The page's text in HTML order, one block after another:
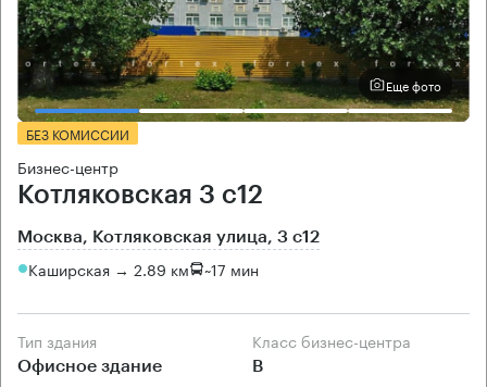
Еще фото
БЕЗ КОМИССИИ
Бизнес-центр
Котляковская 3 с12
Москва, Котляковская улица, 3 с12
Каширская → 2.89 км ~17 мин
Тип здания
Офисное здание
Класс бизнес-центра
B